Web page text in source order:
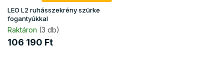
LEO L2 ruhásszekrény szürke
fogantyúkkal
Raktáron (3 db)
106 190 Ft